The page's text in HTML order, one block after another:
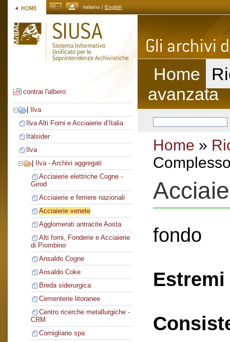
italiano | English
contrai l'albero
Ilva
Ilva Alti Forni e Acciaierie d’Italia
Italsider
Ilva
Ilva - Archivi aggregati
Acciaierie elettriche Cogne -
Girod
Acciaierie e ferriere nazionali
Acciaierie venete
Agglomerati antracite Aosta
Alti forni, Fonderie e Acciaierie
di Piombino
Ansaldo Cogne
Ansaldo Coke
Breda siderurgica
Cementerie litoranee
Centro ricerche metallurgiche -
CRM
Cornigliano spa
Home
avanzata
Home »
fondo